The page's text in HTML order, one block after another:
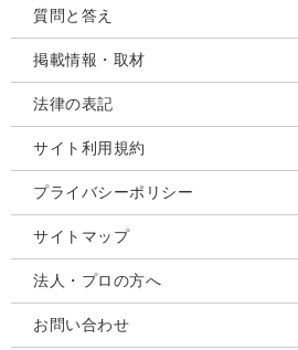
質問と答え
掲載情報・取材
法律の表記
サイト利用規約
プライバシーポリシー
サイトマップ
法人・プロの方へ
お問い合わせ